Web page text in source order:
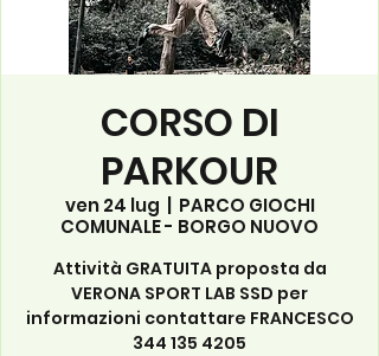
CORSO DI
PARKOUR
ven 24 lug
PARCO GIOCHI
COMUNALE - BORGO NUOVO
Attività GRATUITA proposta da
VERONA SPORT LAB SSD per
informazioni contattare FRANCESCO
344 135 4205